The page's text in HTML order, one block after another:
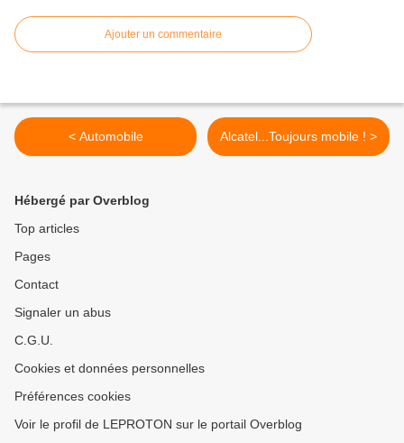
Ajouter un commentaire
< Automobile Alcatel...Toujours mobile ! >
Hébergé par Overblog
Top articles
Pages
Contact
Signaler un abus
C.G.U.
Cookies et données personnelles
Préférences cookies
Voir le profil de LEPROTON sur le portail Overblog